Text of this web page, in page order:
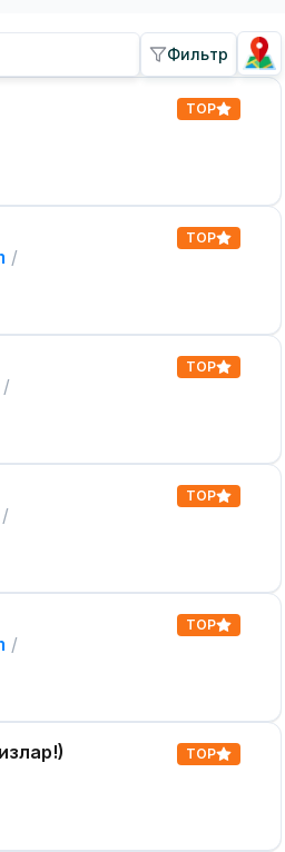
Фильтр
TOP
/
TOP
/
TOP
/
TOP
/
TOP
TOP